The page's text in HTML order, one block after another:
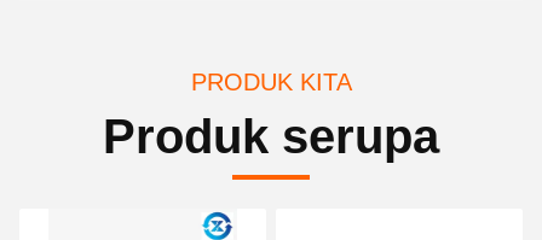
PRODUK KITA
Produk serupa